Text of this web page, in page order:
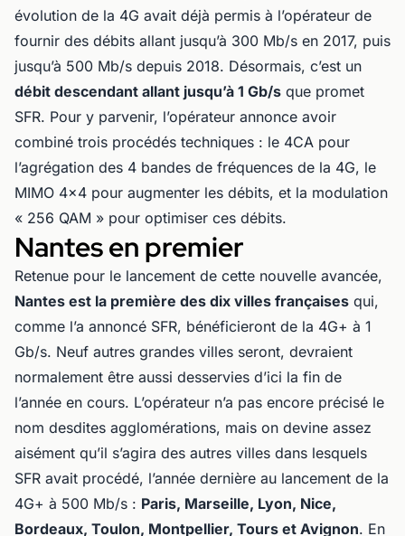
évolution de la 4G avait déjà permis à l’opérateur de
fournir des débits allant jusqu’à 300 Mb/s en 2017, puis
jusqu’à 500 Mb/s depuis 2018. Désormais, c’est un
débit descendant allant jusqu’à 1 Gb/s que promet
SFR. Pour y parvenir, l’opérateur annonce avoir
combiné trois procédés techniques : le 4CA pour
l’agrégation des 4 bandes de fréquences de la 4G, le
MIMO 4x4 pour augmenter les débits, et la modulation
« 256 QAM » pour optimiser ces débits.
Nantes en premier
Retenue pour le lancement de cette nouvelle avancée,
Nantes est la première des dix villes françaises qui,
comme l’a annoncé SFR, bénéficieront de la 4G+ à 1
Gb/s. Neuf autres grandes villes seront, devraient
normalement être aussi desservies d’ici la fin de
l’année en cours. L’opérateur n’a pas encore précisé le
nom desdites agglomérations, mais on devine assez
aisément qu’il s’agira des autres villes dans lesquels
SFR avait procédé, l’année dernière au lancement de la
4G+ à 500 Mb/s : Paris, Marseille, Lyon, Nice,
Bordeaux, Toulon, Montpellier, Tours et Avignon. En